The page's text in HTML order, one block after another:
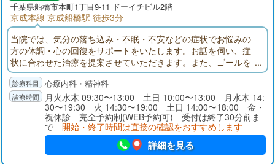
千葉県船橋市本町1丁目9-11 ドーイチビル2階
京成本線 京成船橋駅 徒歩3分
当院では、気分の落ち込み・不眠・不安などの症状でお悩みの
方の体調・心の回復をサポートをいたします。お話を伺い、症
状に合わせた治療を提案させていただきます。また、ゴールを
定めた治療を行います。まずは、お気軽にご相談・お問合せく
ださい。 心療内科・精神科
月火水木 09:30〜13:00 土日 10:00〜13:00 月水木 14:
30〜19:30 火 14:30〜19:00 土日 14:00〜18:00 金・
祝休診 完全予約制(WEB予約可) 受付は終了30分前ま
で 開始・終了時間は直接の確認をおすすめします
詳細を見る